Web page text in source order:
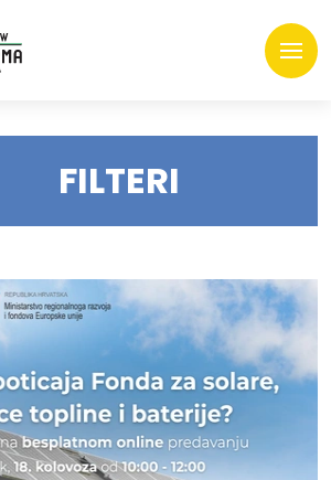
FILTERI